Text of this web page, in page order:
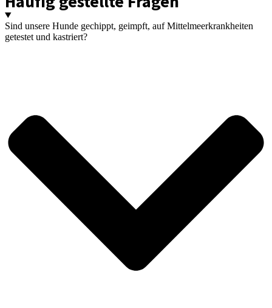
Sind unsere Hunde gechippt, geimpft, auf Mittelmeerkrankheiten
getestet und kastriert?